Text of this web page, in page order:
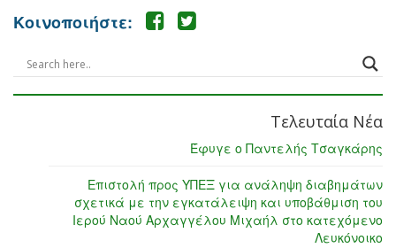
Κοινοποιήστε:
Τελευταία Νέα
Έφυγε ο Παντελής Τσαγκάρης
Επιστολή προς ΥΠΕΞ για ανάληψη διαβημάτων
σχετικά με την εγκατάλειψη και υποβάθμιση του
Ιερού Ναού Αρχαγγέλου Μιχαήλ στο κατεχόμενο
Λευκόνοικο